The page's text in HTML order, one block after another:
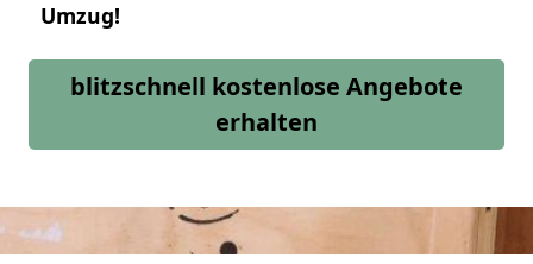
Umzug!
blitzschnell kostenlose Angebote
erhalten